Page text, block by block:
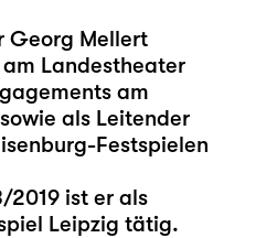
Georg Mellert
Landestheater
am
als Leitender
Festspielen
2019 ist er als
Leipzig tätig.